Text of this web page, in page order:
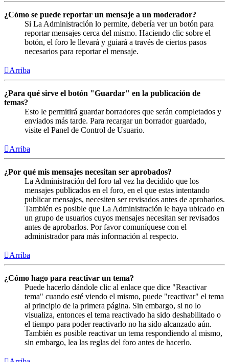
¿Cómo se puede reportar un mensaje a un moderador?
Si La Administración lo permite, debería ver un botón para
reportar mensajes cerca del mismo. Haciendo clic sobre el
botón, el foro le llevará y guiará a través de ciertos pasos
necesarios para reportar el mensaje.
Arriba
¿Para qué sirve el botón "Guardar" en la publicación de
temas?
Esto le permitirá guardar borradores que serán completados y
enviados más tarde. Para recargar un borrador guardado,
visite el Panel de Control de Usuario.
Arriba
¿Por qué mis mensajes necesitan ser aprobados?
La Administración del foro tal vez ha decidido que los
mensajes publicados en el foro, en el que estas intentando
publicar mensajes, necesiten ser revisados antes de aprobarlos.
También es posible que La Administración le haya ubicado en
un grupo de usuarios cuyos mensajes necesitan ser revisados
antes de aprobarlos. Por favor comuníquese con el
administrador para más información al respecto.
Arriba
¿Cómo hago para reactivar un tema?
Puede hacerlo dándole clic al enlace que dice "Reactivar
tema" cuando esté viendo el mismo, puede "reactivar" el tema
al principio de la primera página. Sin embargo, si no lo
visualiza, entonces el tema reactivado ha sido deshabilitado o
el tiempo para poder reactivarlo no ha sido alcanzado aún.
También es posible reactivar un tema respondiendo al mismo,
sin embargo, lea las reglas del foro antes de hacerlo.